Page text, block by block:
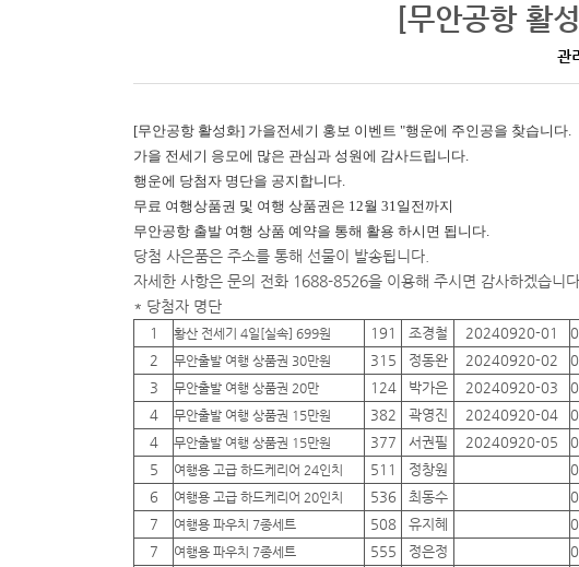
[무안공항 활
관
[무안공항 활성화] 가을전세기 홍보 이벤트 "행운에 주인공을 찾습니다.
가을 전세기 응모에 많은 관심과 성원에 감사드립니다.
행운에 당첨자 명단을 공지합니다.
무료 여행상품권 및 여행 상품권은 12월 31일전까지
무안공항 출발 여행 상품 예약을 통해 활용 하시면 됩니다.
당첨 사은품은 주소를 통해 선물이 발송됩니다.
자세한 사항은 문의 전화 1688-8526을 이용해 주시면 감사하겠습니다.
* 당첨자 명단
1 황산 전세기 4일[실속] 699원 191 조경철 20240920-01
2
무안출발 여행 상품권 30만원 315 정동완 20240920-02
3
무안출발 여행 상품권 20만 124 박가은 20240920-03
4
무안출발 여행 상품권 15만원 382 곽영진 20240920-04
4
무안출발 여행 상품권 15만원 377 서권필 20240920-05
5
여행용 고급 하드케리어 24인치 511 정창원
6
여행용 고급 하드케리어 20인치 536 최동수
7
여행용 파우치 7종세트 508 유지혜
7
여행용 파우치 7종세트 555 정은정